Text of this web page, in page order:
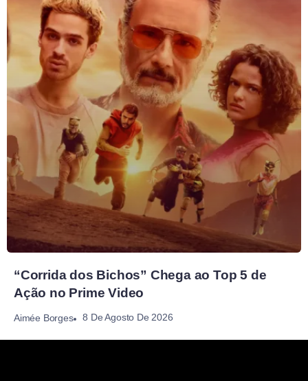
“Corrida dos Bichos” Chega ao Top 5 de
Ação no Prime Video
Aimée Borges 8 De Agosto De 2026